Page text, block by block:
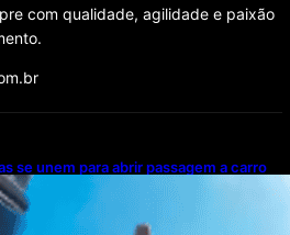
com qualidade, agilidade e paixão
se unem para abrir passagem a carro
em parada cardíaca